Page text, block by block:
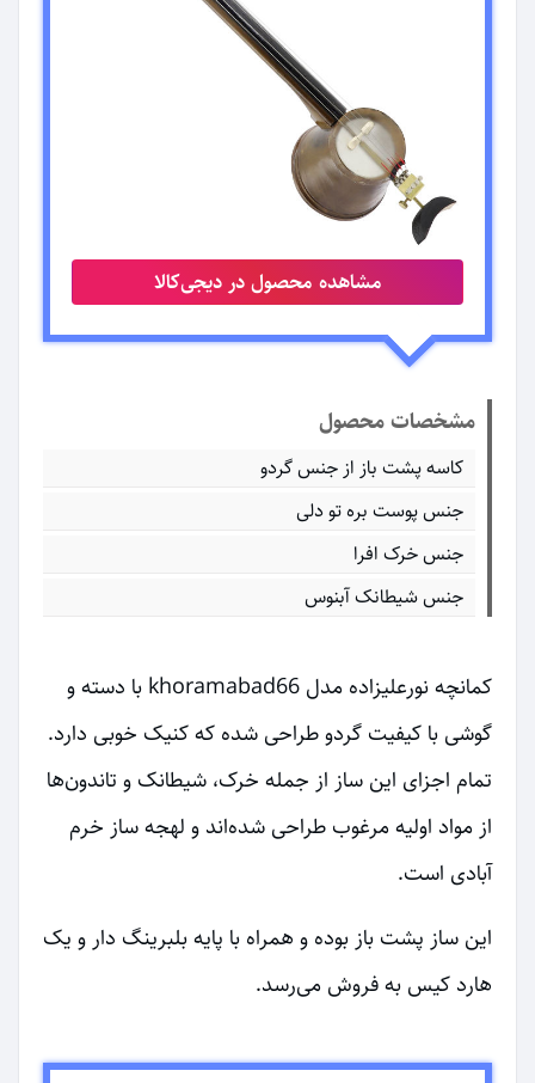
مشاهده محصول در دیجی‌کالا
مشخصات محصول
کاسه پشت باز از جنس گردو
جنس پوست بره تو دلی
جنس خرک افرا
جنس شیطانک آبنوس
کمانچه نورعلیزاده مدل khoramabad66 با دسته و
گوشی با کیفیت گردو طراحی شده که کنیک خوبی دارد.
تمام اجزای این ساز از جمله خرک، شیطانک و تاندون‌ها
از مواد اولیه مرغوب طراحی شده‌اند و لهجه ساز خرم
آبادی است.
این ساز پشت باز بوده و همراه با پایه بلبرینگ دار و یک
هارد کیس به فروش می‌رسد.